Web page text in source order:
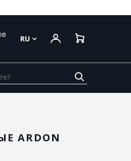
RU
ARDON